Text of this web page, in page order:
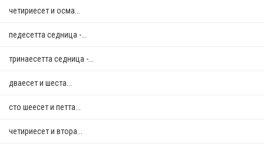
четириесет и осма...
педесетта седница -...
тринаесетта седница -...
дваесет и шеста...
сто шеесет и петта...
четириесет и втора...